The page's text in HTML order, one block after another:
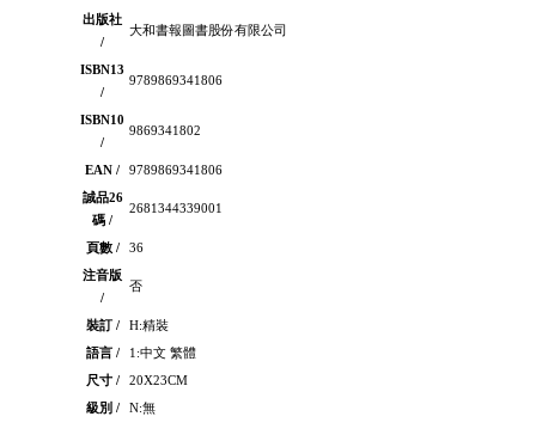
出版社
/
大和書報圖書股份有限公司
ISBN13
/
9789869341806
ISBN10
/
9869341802
EAN /
9789869341806
誠品26
碼 /
2681344339001
頁數 /
36
注音版
/
否
裝訂 /
H:精裝
語言 /
1:中文 繁體
尺寸 /
20X23CM
級別 /
N:無